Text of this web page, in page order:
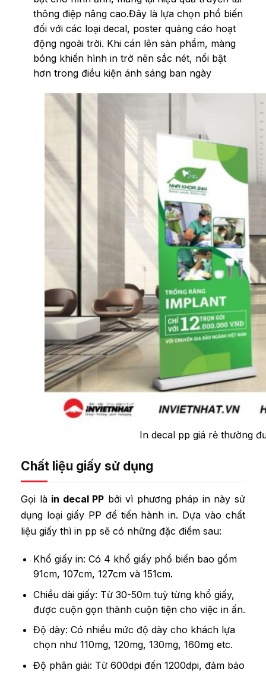
thông điệp nâng cao.Đây là lựa chọn phổ biến
đối với các loại decal, poster quảng cáo hoạt
động ngoài trời. Khi cán lên sản phẩm, màng
bóng khiến hình in trở nên sắc nét, nổi bật
hơn trong điều kiện ánh sáng ban ngày
In decal pp giá rẻ thường
Chất liệu giấy sử dụng
Gọi là in decal PP bởi vì phương pháp in này sử
dụng loại giấy PP để tiến hành in. Dựa vào chất
liệu giấy thì in pp sẽ có những đặc điểm sau:
Khổ giấy in: Có 4 khổ giấy phổ biến bao gồm
91cm, 107cm, 127cm và 151cm.
Chiều dài giấy: Từ 30-50m tuỳ từng khổ giấy,
được cuộn gọn thành cuộn tiện cho việc in ấn.
Độ dày: Có nhiều mức độ dày cho khách lựa
chọn như 110mg, 120mg, 130mg, 160mg etc.
Độ phân giải: Từ 600dpi đến 1200dpi, đảm bảo